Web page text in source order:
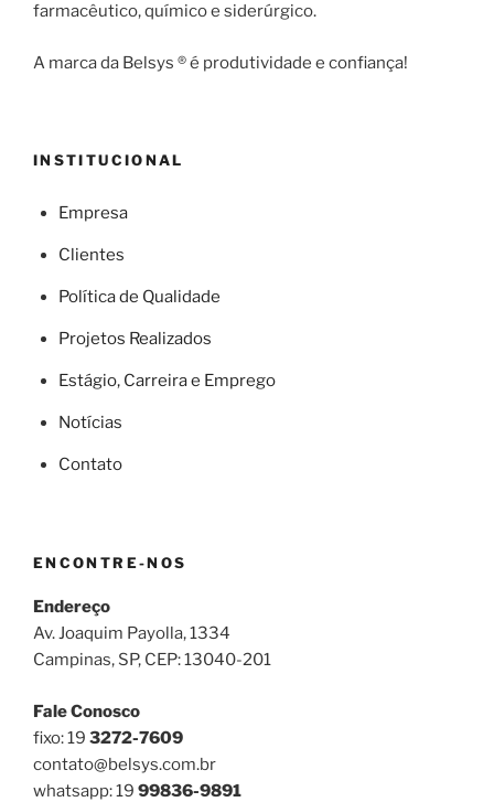
farmacêutico, químico e siderúrgico.
A marca da Belsys ® é produtividade e confiança!
INSTITUCIONAL
Empresa
Clientes
Política de Qualidade
Projetos Realizados
Estágio, Carreira e Emprego
Notícias
Contato
ENCONTRE-NOS
Endereço
Av. Joaquim Payolla, 1334
Campinas, SP, CEP: 13040-201
Fale Conosco
fixo: 19 3272-7609
contato@belsys.com.br
whatsapp: 19 99836-9891